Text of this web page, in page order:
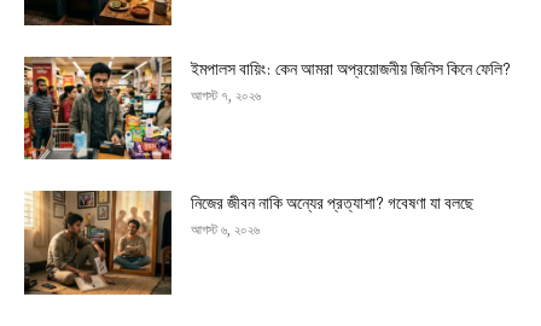
ইমপালস বায়িং: কেন আমরা অপ্রয়োজনীয় জিনিস কিনে ফেলি?
আগস্ট ৭, ২০২৬
নিজের জীবন নাকি অন্যের প্রত্যাশা? গবেষণা যা বলছে
আগস্ট ৬, ২০২৬